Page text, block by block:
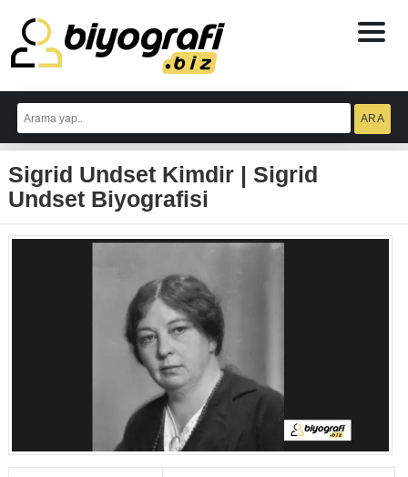
Sigrid Undset Kimdir | Sigrid
Undset Biyografisi
ataşehir
escort
bodrum
escort
izmit
escort
escort